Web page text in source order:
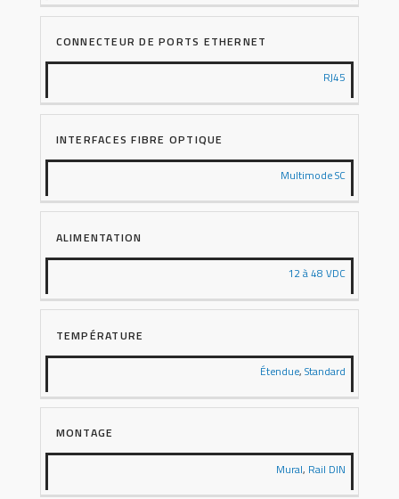
CONNECTEUR DE PORTS ETHERNET
RJ45
INTERFACES FIBRE OPTIQUE
Multimode SC
ALIMENTATION
12 à 48 VDC
TEMPÉRATURE
Étendue,Standard
MONTAGE
Mural, Rail DIN